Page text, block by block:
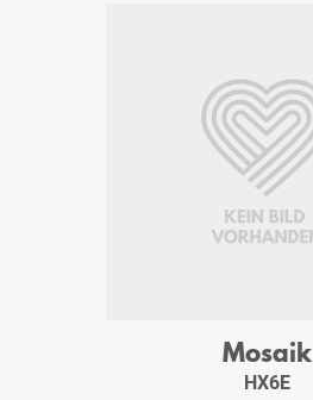
Mosaik
HX6E